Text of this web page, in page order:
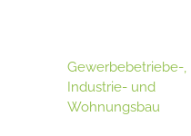
Gewerbebetriebe-,
Industrie- und
Wohnungsbau